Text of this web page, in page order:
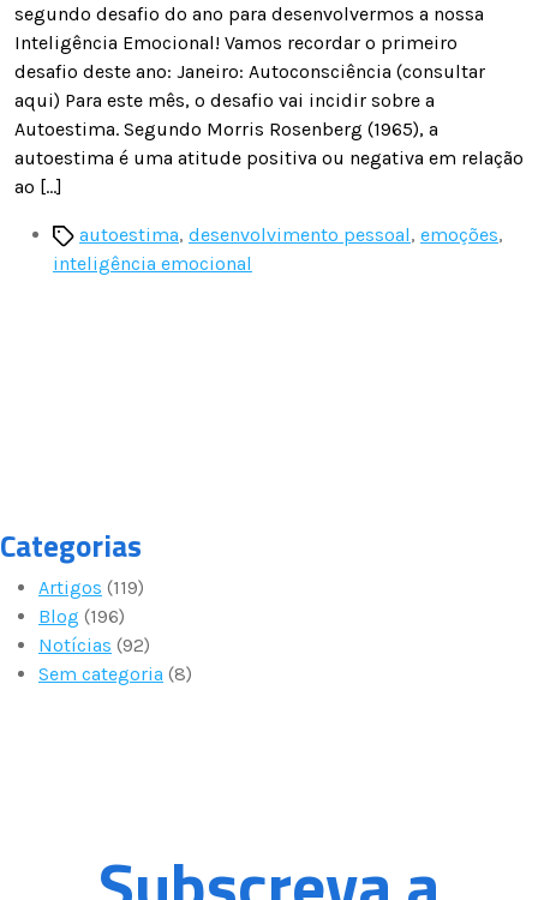
segundo desafio do ano para desenvolvermos a nossa
Inteligência Emocional! Vamos recordar o primeiro
desafio deste ano: Janeiro: Autoconsciência (consultar
aqui) Para este mês, o desafio vai incidir sobre a
Autoestima. Segundo Morris Rosenberg (1965), a
autoestima é uma atitude positiva ou negativa em relação
ao […]
Etiquetas
autoestima, desenvolvimento pessoal, emoções,
inteligência emocional
Categorias
Artigos (119)
Blog (196)
Notícias (92)
Sem categoria (8)